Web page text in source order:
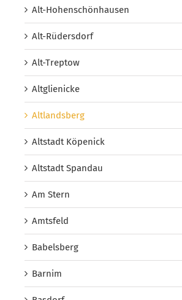
Alt-Hohenschönhausen
Alt-Rüdersdorf
Alt-Treptow
Altglienicke
Altlandsberg
Altstadt Köpenick
Altstadt Spandau
Am Stern
Amtsfeld
Babelsberg
Barnim